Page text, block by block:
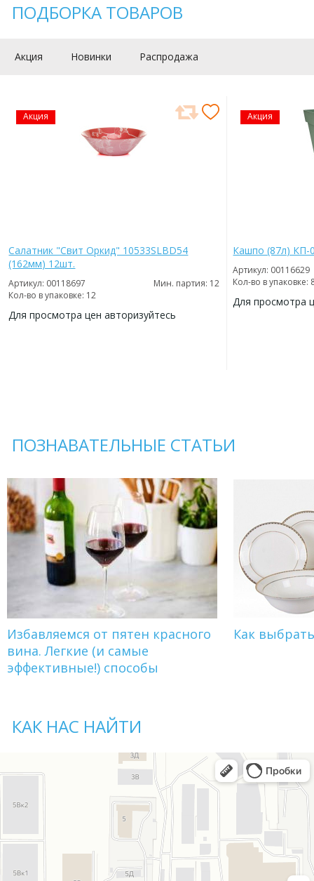
ПОДБОРКА ТОВАРОВ
Акция Новинки Распродажа
Акция
Салатник "Свит Оркид" 10533SLBD54
(162мм) 12шт.
Артикул: 00118697
Мин. партия: 12
Кол-во в упаковке: 12
Для просмотра цен авторизуйтесь
Акция
Кашпо (87л) КП-
Артикул: 00116629
Кол-во в упаковке:
Для просмотра
ПОЗНАВАТЕЛЬНЫЕ СТАТЬИ
Избавляемся от пятен красного
вина. Легкие (и самые
эффективные!) способы
Как
КАК НАС НАЙТИ